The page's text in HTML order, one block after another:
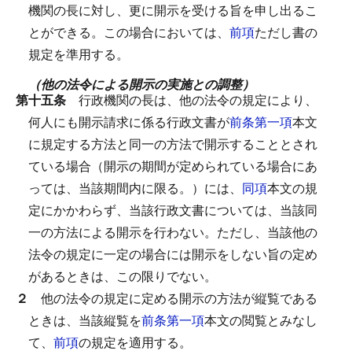
機関の長に対し、更に開示を受ける旨を申し出るこ
とができる。 この場合においては、 前項ただし書の
規定を準用する。
（他の法令による開示の実施との調整）
第十五条 行政機関の長は、他の法令の規定により、
何人にも開示請求に係る行政文書が前条第一項本文
に規定する方法と同一の方法で開示することとされ
ている場合（開示の期間が定められている場合にあ
っては、当該期間内に限る。）には、 同項本文の規
定にかかわらず、当該行政文書については、当該同
一の方法による開示を行わない。 ただし、当該他の
法令の規定に一定の場合には開示をしない旨の定め
があるときは、この限りでない。
２ 他の法令の規定に定める開示の方法が縦覧である
ときは、当該縦覧を前条第一項本文の閲覧とみなし
て、 前項の規定を適用する。